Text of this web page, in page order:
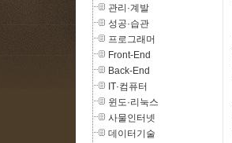
관리·계발
성공·습관
프로그래머
Front-End
Back-End
IT·컴퓨터
윈도·리눅스
사물인터넷
데이터기술